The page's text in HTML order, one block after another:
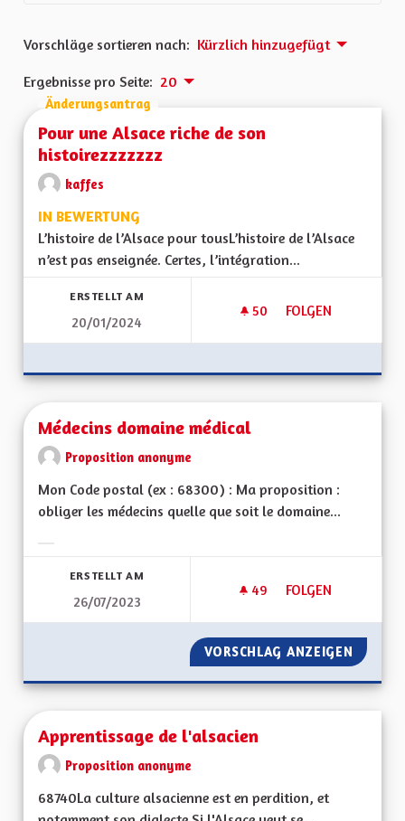
Vorschläge sortieren nach: Kürzlich hinzugefügt
Ergebnisse pro Seite: 20
Änderungsantrag
Pour une Alsace riche de son
histoirezzzzzzz
kaffes
IN BEWERTUNG
L’histoire de l’Alsace pour tousL’histoire de l’Alsace
n’est pas enseignée. Certes, l’intégration...
ERSTELLT AM
20/01/2024
50 50 FOLLOWER
FOLGEN
POUR UNE
Médecins domaine médical
Proposition anonyme
Mon Code postal (ex : 68300) : Ma proposition :
obliger les médecins quelle que soit le domaine...
ERSTELLT AM
26/07/2023
49 49 FOLLOWER
FOLGEN
MÉDECINS
VORSCHLAG ANZEIGEN
Apprentissage de l'alsacien
Proposition anonyme
68740La culture alsacienne est en perdition, et